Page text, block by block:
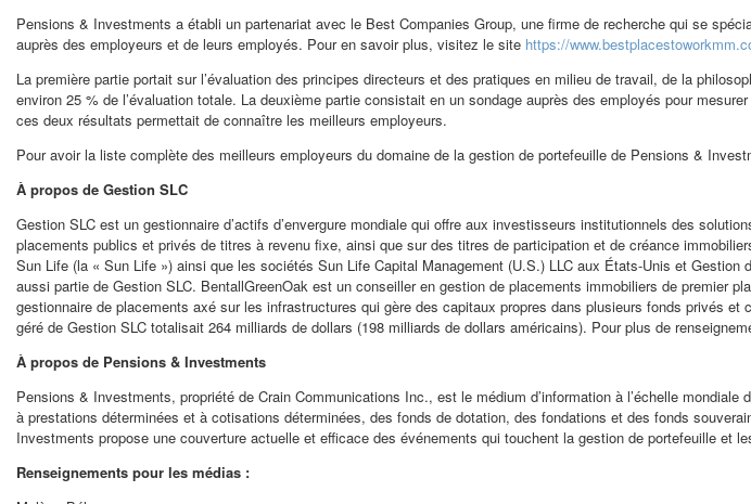
Pensions & Investments a établi un partenariat avec le Best Companies Group, une firme de recherche qui se
auprès des employeurs et de leurs employés. Pour en savoir plus, visitez le site https://
La première partie portait sur l’évaluation des principes directeurs et des pratiques en milieu de travail, de la
environ 25 % de l’évaluation totale. La deuxième partie consistait en un sondage auprès des employés pour
ces deux résultats permettait de connaître les meilleurs employeurs.
Pour avoir la liste complète des meilleurs employeurs du domaine de la gestion de portefeuille de Pensions &
À propos de Gestion SLC
Gestion SLC est un gestionnaire d’actifs d’envergure mondiale qui offre aux investisseurs institutionnels des
placements publics et privés de titres à revenu fixe, ainsi que sur des titres de participation et de créance
Sun Life (la « Sun Life ») ainsi que les sociétés Sun Life Capital Management (U.S.) LLC aux États-Unis et
aussi partie de Gestion SLC. BentallGreenOak est un conseiller en gestion de placements immobiliers de premier
gestionnaire de placements axé sur les infrastructures qui gère des capitaux propres dans plusieurs fonds privés
géré de Gestion SLC totalisait 264 milliards de dollars (198 milliards de dollars américains). Pour plus de
À propos de Pensions & Investments
Pensions & Investments, propriété de Crain Communications Inc., est le médium d’information à l’échelle
à prestations déterminées et à cotisations déterminées, des fonds de dotation, des fondations et des fonds
Investments propose une couverture actuelle et efficace des événements qui touchent la gestion de portefeuille et
Renseignements pour les médias :